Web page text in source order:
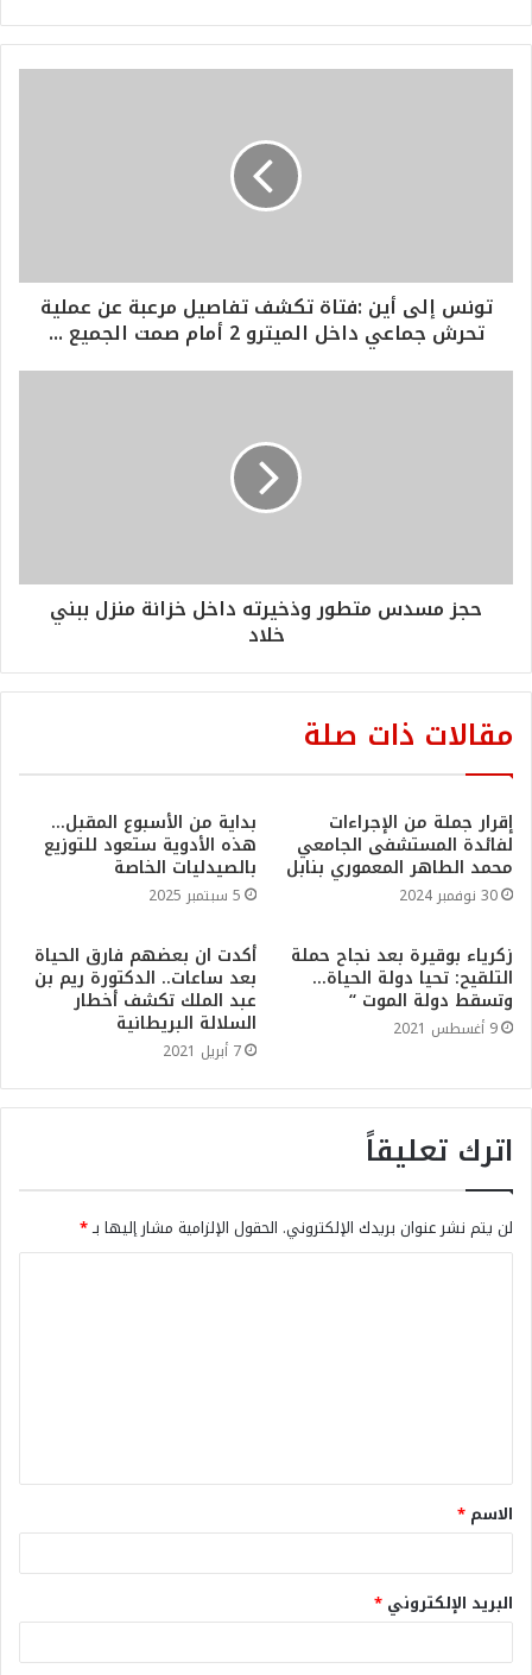
تونس إلى أين :فتاة تكشف تفاصيل مرعبة عن عملية
تحرش جماعي داخل الميترو 2 أمام صمت الجميع ...
حجز مسدس متطور وذخيرته داخل خزانة منزل ببني
خلاد
مقالات ذات صلة
إقرار جملة من الإجراءات
لفائدة المستشفى الجامعي
محمد الطاهر المعموري بنابل
30 نوفمبر 2024
بداية من الأسبوع المقبل…
هذه الأدوية ستعود للتوزيع
بالصيدليات الخاصة
5 سبتمبر 2025
زكرياء بوقيرة بعد نجاح حملة
التلقيح: تحيا دولة الحياة…
وتسقط دولة الموت “
9 أغسطس 2021
أكدت ان بعضهم فارق الحياة
بعد ساعات.. الدكتورة ريم بن
عبد الملك تكشف أخطار
السلالة البريطانية
7 أبريل 2021
اترك تعليقاً
لن يتم نشر عنوان بريدك الإلكتروني. الحقول الإلزامية مشار إليها بـ*
الاسم *
البريد الإلكتروني *